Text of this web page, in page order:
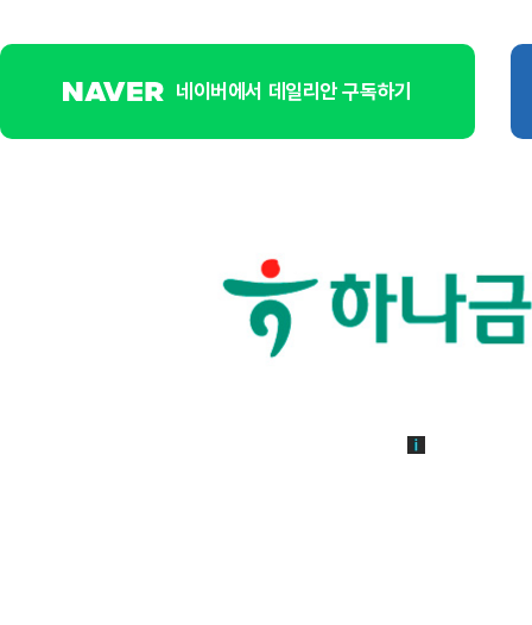
네이버에서 데일리안 구독하기